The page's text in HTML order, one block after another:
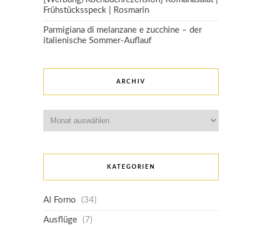
Frühstücksspeck | Rosmarin
Parmigiana di melanzane e zucchine – der
italienische Sommer-Auflauf
ARCHIV
KATEGORIEN
Al Forno (34)
Ausflüge (7)